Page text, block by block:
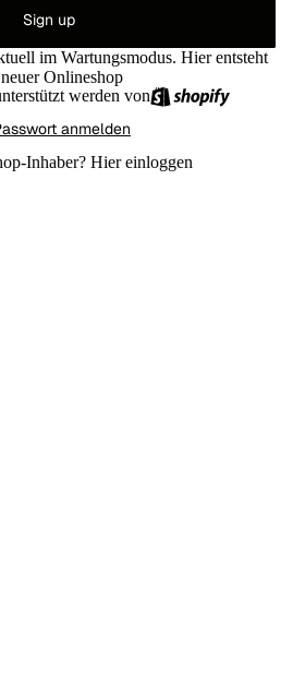
Sign up
im Wartungsmodus. Hier entsteht
Onlineshop
werden von
anmelden
Inhaber? Hier einloggen